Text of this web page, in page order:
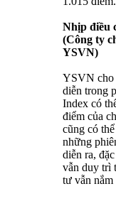
Nhịp điều
(Công ty
YSVN)
YSVN cho
diễn trong
Index có
điểm của
cũng có
những
diễn ra,
vẫn duy trì
tư vẫn